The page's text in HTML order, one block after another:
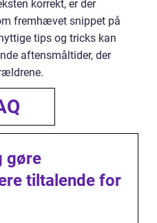
korrekt, er der
fremhævet snippet på
tips og tricks kan
aftensmåltider, der
gøre
tiltalende for